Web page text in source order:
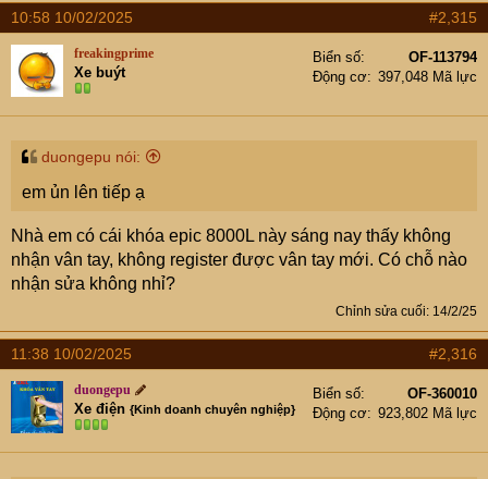
- Hotline: 0937974666
10:58 10/02/2025 #2,315
freakingprime
Xe buýt
Biển số
OF-113794
Động cơ
397,048 Mã lực
duongepu nói:
em ủn lên tiếp ạ
Nhà em có cái khóa epic 8000L này sáng nay thấy không
nhận vân tay, không register được vân tay mới. Có chỗ nào
nhận sửa không nhỉ?
Chỉnh sửa cuối: 14/2/25
11:38 10/02/2025 #2,316
duongepu
Xe điện {Kinh doanh chuyên nghiệp}
Biển số
OF-360010
Động cơ
923,802 Mã lực